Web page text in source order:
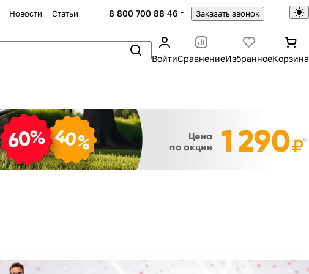
Новости Статьи 8 800 700 88 46 Заказать звонок
ВойтиСравнениеИзбранноеКорзина
Закрыть